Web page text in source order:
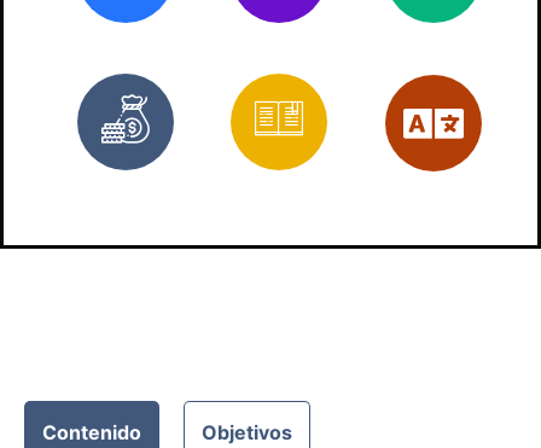
Gratis Materiales
Contenido Objetivos